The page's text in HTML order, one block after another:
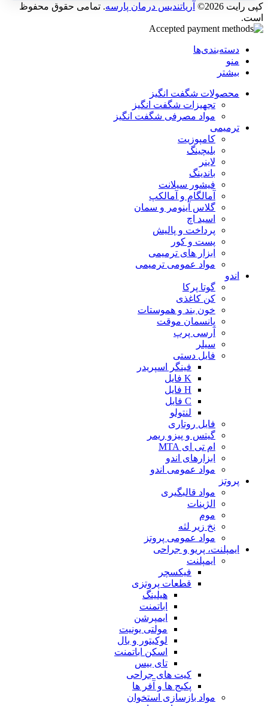
کپی رایت 2026© آریاتندیس درمان پارسه. تمامی حقوق محفوظ
است.
دسته‌بندی‌ها
منو
بیشتر
محصولات شگفت انگیز
تجهیزات شگفت انگیز
مواد مصرفی شگفت انگیز
ترمیمی
کامپوزیت
بلیچینگ
لاینر
باندینگ
فیشور سیلانت
آمالگام و آمالکپ
گلاس آینومر و سمان
اسید اچ
پرداخت و پالیش
پست و کور
ابزار های ترمیمی
مواد عمومی ترمیمی
اندو
گوتا پرکا
کن کاغذی
خون بند و هموستات
پانسمان موقت
آرسی پرپ
سیلر
فایل دستی
فینگر اسپریدر
K فایل
H فایل
C فایل
لنتولو
فایل روتاری
گیتس و پیزو ریمر
ام تی ای MTA
ابزارهای اندو
مواد عمومی اندو
پروتز
مواد قالبگیری
الژینات
موم
نخ زیر لثه
مواد عمومی پروتز
ایمپلنت، پریو و جراحی
ایمپلنت
فیکسچر
قطعات پروتزی
هیلینگ
اباتمنت
ایمپرشن
مولتی یونیت
لوکیتور و بال
اسکن اباتمنت
تای بیس
کیت های جراحی
پکیج ها و آفر ها
مواد بازسازی استخوان